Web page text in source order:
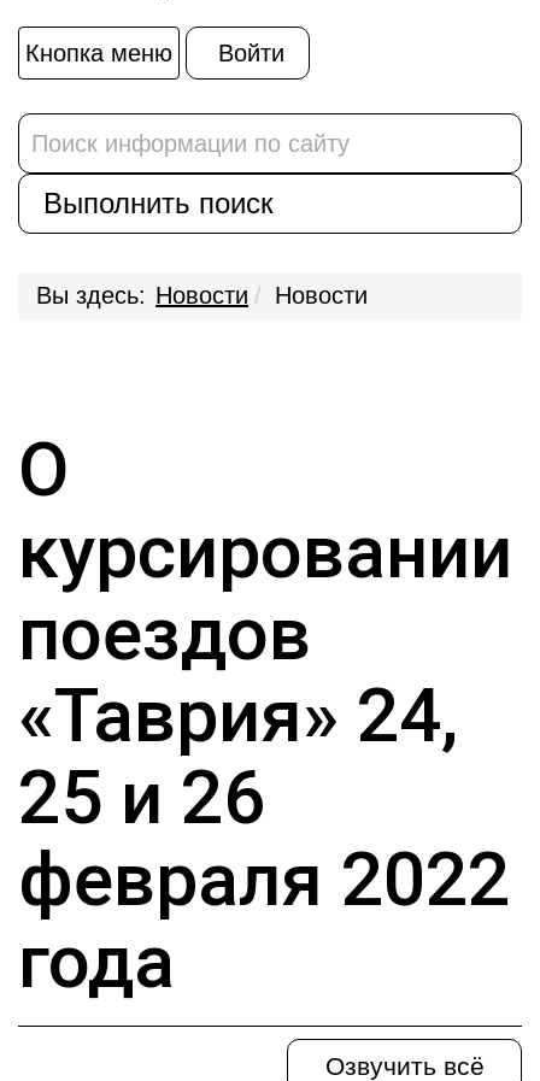
Кнопка меню Войти
Вы здесь: Новости Новости
О
курсировании
поездов
«Таврия» 24,
25 и 26
февраля 2022
года
Озвучить всё